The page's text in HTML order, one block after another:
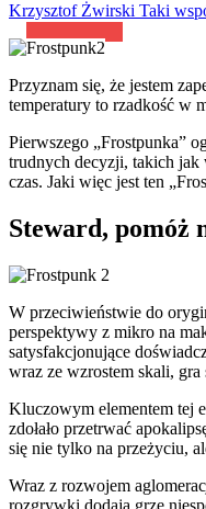
Krzysztof Żwirski Taki
Przyznam się, że jestem
temperatury to rzadkość w
Pierwszego „Frostpunka”
trudnych decyzji, takich jak
czas. Jaki więc jest ten
Steward, pomóż
W przeciwieństwie do
perspektywy z mikro na
satysfakcjonujące
wraz ze wzrostem skali, gra
Kluczowym elementem tej
zdołało przetrwać
się nie tylko na przeżyciu,
Wraz z rozwojem
rozgrywki dodają grze